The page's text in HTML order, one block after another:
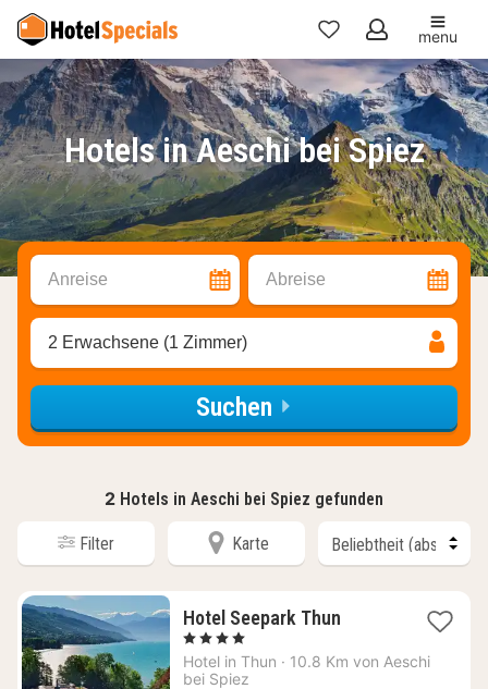
Meine
Favoriten
menu
Hotels in Aeschi bei Spiez
Anreise Abreise
2 Erwachsene (1 Zimmer)
Suchen
2 Hotels in Aeschi bei Spiez gefunden
Filter Karte
Hotel Seepark Thun1
ab
, 4 Sterne
Hotel in Thun · 10.8 Km von Aeschi
bei Spiez